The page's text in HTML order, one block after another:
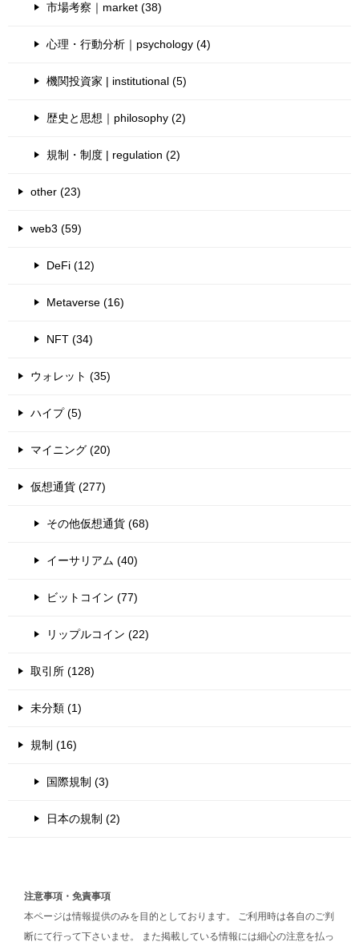
市場考察｜market (38)
心理・行動分析｜psychology (4)
機関投資家 | institutional (5)
歴史と思想｜philosophy (2)
規制・制度 | regulation (2)
other (23)
web3 (59)
DeFi (12)
Metaverse (16)
NFT (34)
ウォレット (35)
ハイプ (5)
マイニング (20)
仮想通貨 (277)
その他仮想通貨 (68)
イーサリアム (40)
ビットコイン (77)
リップルコイン (22)
取引所 (128)
未分類 (1)
規制 (16)
国際規制 (3)
日本の規制 (2)
注意事項・免責事項
本ページは情報提供のみを目的としております。 ご利用時は各自のご判
断にて行って下さいませ。 また掲載している情報には細心の注意を払っ